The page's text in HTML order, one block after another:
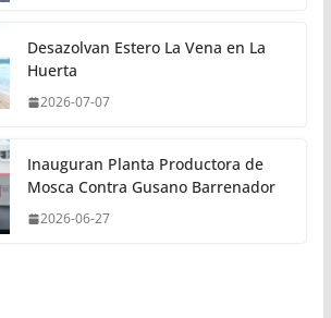
Desazolvan Estero La Vena en La
Huerta
2026-07-07
Inauguran Planta Productora de
Mosca Contra Gusano Barrenador
2026-06-27